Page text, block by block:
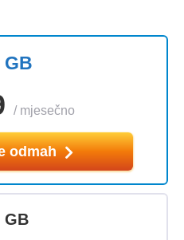
GB
/ mjesečno
odmah
GB